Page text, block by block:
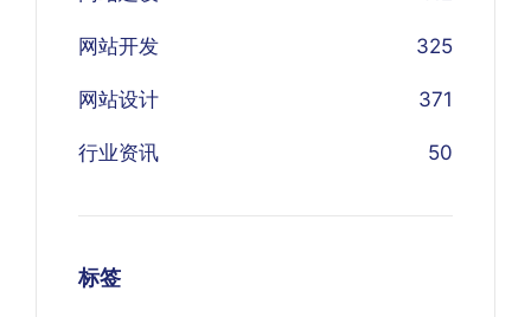
网站开发 325
网站设计 371
行业资讯 50
标签